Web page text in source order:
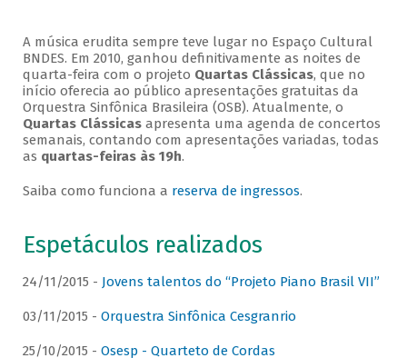
A música erudita sempre teve lugar no Espaço Cultural
BNDES. Em 2010, ganhou definitivamente as noites de
quarta-feira com o projeto Quartas Clássicas, que no
início oferecia ao público apresentações gratuitas da
Orquestra Sinfônica Brasileira (OSB). Atualmente, o
Quartas Clássicasapresenta uma agenda de concertos
semanais, contando com apresentações variadas, todas
as quartas-feiras às 19h.
Saiba como funciona a reserva de ingressos.
Espetáculos realizados
24/11/2015 - Jovens talentos do “Projeto Piano Brasil VII”
03/11/2015 - Orquestra Sinfônica Cesgranrio
25/10/2015 - Osesp - Quarteto de Cordas